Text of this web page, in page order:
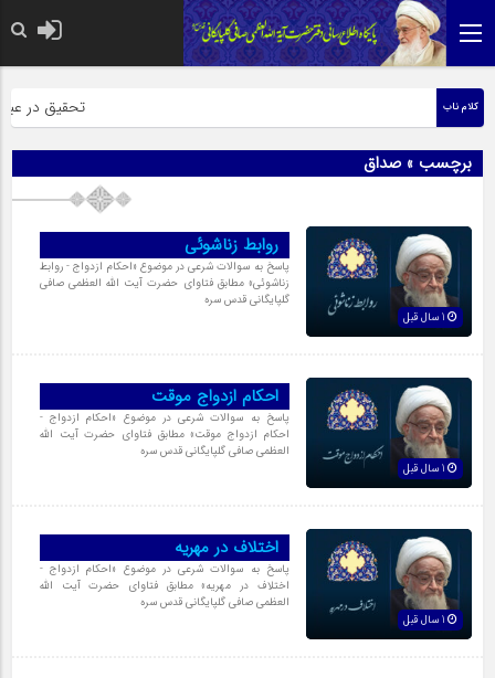
کلام ناب تحقیق در
برچسب » صداق
روابط زناشوئى
پاسخ به سوالات شرعی در موضوع «احکام ازدواج‏ - روابط
زناشوئى‏» مطابق فتاوای حضرت آیت الله العظمی صافی
گلپایگانی قدس سره
احکام ازدواج موقت
پاسخ به سوالات شرعی در موضوع «احکام ازدواج‏ -
احکام ازدواج موقت‏» مطابق فتاوای حضرت آیت الله
العظمی صافی گلپایگانی قدس سره
اختلاف در مهریه‏
پاسخ به سوالات شرعی در موضوع «احکام ازدواج‏ -
اختلاف در مهریه‏» مطابق فتاوای حضرت آیت الله
العظمی صافی گلپایگانی قدس سره